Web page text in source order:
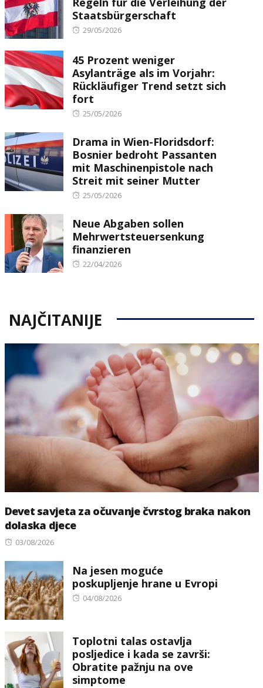
Staatsbürgerschaft
Posted
29/05/2026
45 Prozent weniger
Asylanträge als im Vorjahr:
Rückläufiger Trend setzt sich
fort
Posted
25/05/2026
Drama in Wien-Floridsdorf:
Bosnier bedroht Passanten
mit Maschinenpistole nach
Streit mit seiner Mutter
Posted
25/05/2026
Neue Abgaben sollen
Mehrwertsteuersenkung
finanzieren
Posted
22/04/2026
NAJČITANIJE
Devet savjeta za očuvanje čvrstog braka nakon
dolaska djece
Posted
03/08/2026
Na jesen moguće
poskupljenje hrane u Evropi
Posted
04/08/2026
Toplotni talas ostavlja
posljedice i kada se završi:
Obratite pažnju na ove
simptome